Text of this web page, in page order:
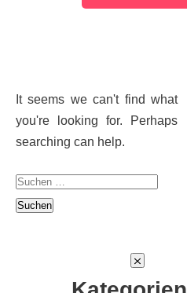
It seems we can't find what
you're looking for. Perhaps
searching can help.
Suchen
nach: